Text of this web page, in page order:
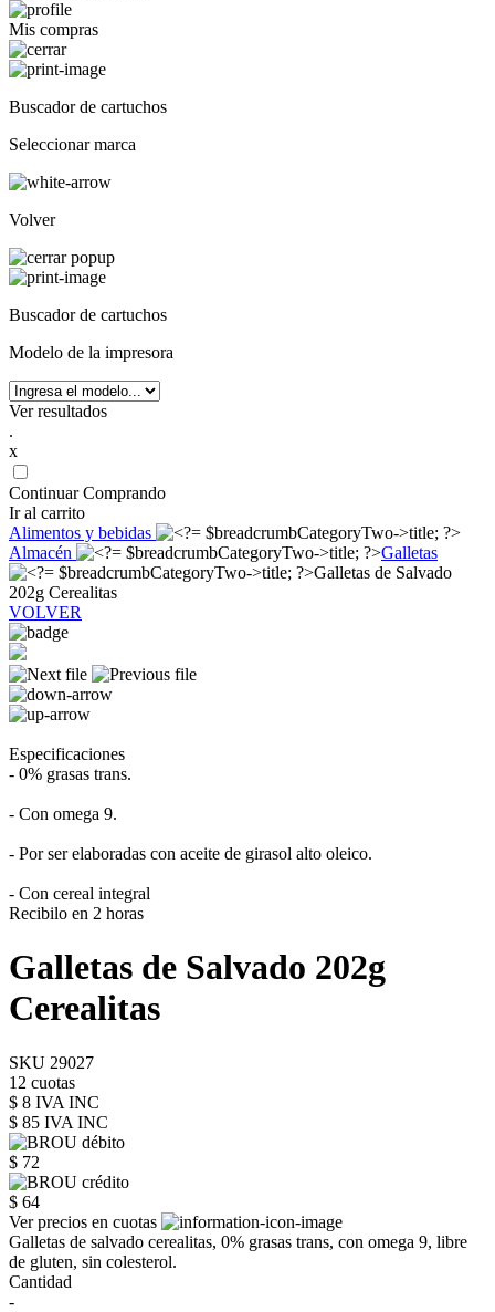
Mis compras
Buscador de cartuchos
Seleccionar marca
Volver
Buscador de cartuchos
Modelo de la impresora
Ver resultados
.
x
Continuar Comprando
Ir al carrito
Alimentos y bebidas
Almacén
Galletas
Galletas de Salvado
202g Cerealitas
VOLVER
Especificaciones
- 0% grasas trans.
- Con omega 9.
- Por ser elaboradas con aceite de girasol alto oleico.
- Con cereal integral
Recibilo en 2 horas
Galletas de Salvado 202g
Cerealitas
SKU 29027
12 cuotas
$ 8 IVA INC
$ 85 IVA INC
$ 72
$ 64
Ver precios en cuotas
Galletas de salvado cerealitas, 0% grasas trans, con omega 9, libre
de gluten, sin colesterol.
Cantidad
-